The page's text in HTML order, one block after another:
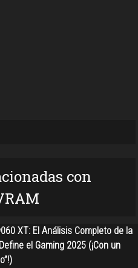
con
XT: El Análisis Completo de la
el Gaming 2025 (¡Con un